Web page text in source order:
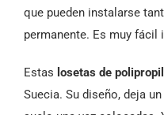
que pueden instalarse
permanente. Es muy
Estas losetas de
Suecia. Su diseño, deja